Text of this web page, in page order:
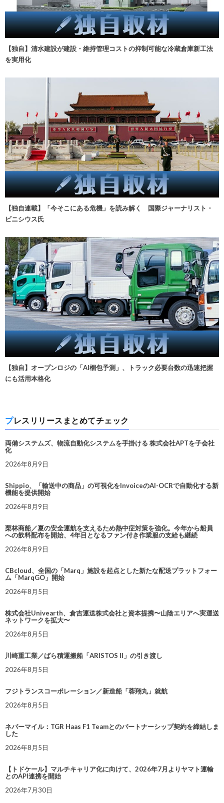
【独自】清水建設が建設・維持管理コストの抑制可能な冷蔵倉庫新工法
を実用化
【独自連載】「今そこにある危機」を読み解く 国際ジャーナリスト・
ビニシウス氏
【独自】オープンロジの「AI梱包予測」、トラック必要台数の迅速把握
にも活用本格化
プレスリリースまとめてチェック
両備システムズ、物流自動化システムを手掛ける 株式会社APTを子会社
化
2026年8月9日
Shippio、「輸送中の商品」の可視化をInvoiceのAI-OCRで自動化する新
機能を提供開始
2026年8月9日
栗林商船／夏の安全運航を支えるため熱中症対策を強化。今年から船員
への飲料配布を開始、4年目となるファン付き作業服の支給も継続
2026年8月9日
CBcloud、全国の「Marq」施設を起点とした新たな配送プラットフォー
ム「MarqGO」開始
2026年8月5日
株式会社Univearth、倉吉運送株式会社と資本提携〜山陰エリアへ実運送
ネットワークを拡大〜
2026年8月5日
川崎重工業／ばら積運搬船「ARISTOS II」の引き渡し
2026年8月5日
フジトランスコーポレーション／新造船「蓉翔丸」就航
2026年8月5日
ネバーマイル：TGR Haas F1 Teamとのパートナーシップ契約を締結しま
した
2026年8月5日
【トドケール】マルチキャリア化に向けて、2026年7月よりヤマト運輸
とのAPI連携を開始
2026年7月30日